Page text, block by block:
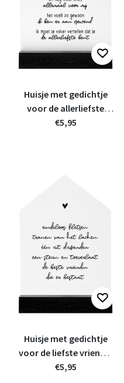
Huisje met gedichtje
voor de allerliefste
mama - 11cm
€5,95
Huisje met gedichtje
voor de liefste vriendin
- 11cm
€5,95